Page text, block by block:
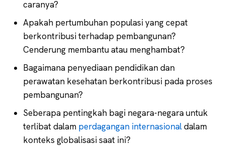
caranya?
Apakah pertumbuhan populasi yang cepat
berkontribusi terhadap pembangunan?
Cenderung membantu atau menghambat?
Bagaimana penyediaan pendidikan dan
perawatan kesehatan berkontribusi pada proses
pembangunan?
Seberapa pentingkah bagi negara-negara untuk
terlibat dalam perdagangan internasionaldalam
konteks globalisasi saat ini?